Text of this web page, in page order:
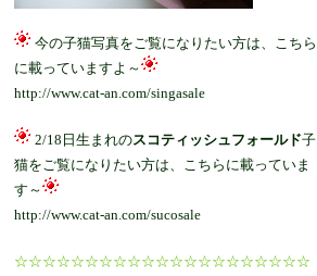
今の子猫写真をご覧になりたい方は、
こちら
に載っていますよ～
http://www.cat-an.com/singasale
2/18日生まれのスコティッシュフォールド子
猫をご覧になりたい方は、
こちら に載っていま
す～
http://www.cat-an.com/sucosale
☆☆☆☆☆☆☆☆☆☆☆☆☆☆☆☆☆☆☆☆☆